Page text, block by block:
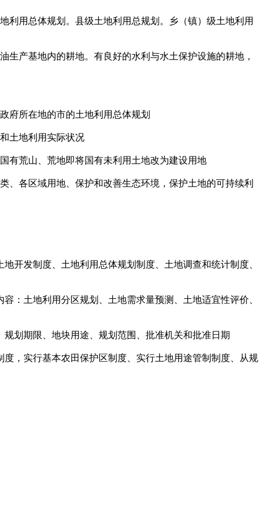
利用总体规划。县级土地利用总规划。乡（镇）级土地利用
产基地内的耕地。有良好的水利与水土保护设施的耕地，
府所在地的市的土地利用总体规划
土地利用实际状况
有荒山、荒地即将国有未利用土地改为建设用地
、各区域用地、保护和改善生态环境，保护土地的可持续利
开发制度、土地利用总体规划制度、土地调查和统计制度、
：土地利用分区规划、土地需求量预测、土地适宜性评价、
划期限、地块用途、规划范围、批准机关和批准日期
，实行基本农田保护区制度、实行土地用途管制制度、从规